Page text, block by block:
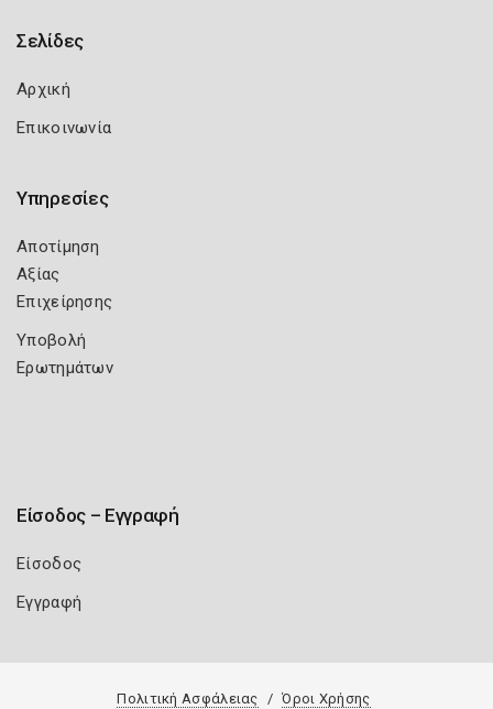
Σελίδες
Αρχική
Επικοινωνία
Υπηρεσίες
Αποτίμηση
Αξίας
Επιχείρησης
Υποβολή
Ερωτημάτων
Είσοδος – Εγγραφή
Είσοδος
Εγγραφή
Πολιτική Ασφάλειας Όροι Χρήσης